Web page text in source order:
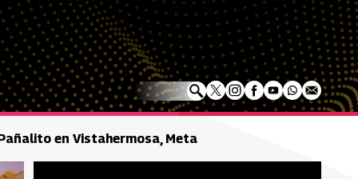
en Vistahermosa, Meta